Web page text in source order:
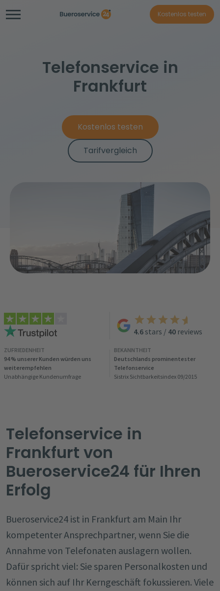
Kostenlos testen
Telefonservice in
Frankfurt
Kostenlos testen
Tarifvergleich
4.6stars / 40 reviews
ZUFRIEDENHEIT
94 % unserer Kunden würden uns
weiterempfehlen
Unabhängige Kundenumfrage
BEKANNTHEIT
Deutschlands prominentester
Telefonservice
Sistrix Sichtbarkeitsindex 09/2015
Telefonservice in
Frankfurt von
Bueroservice24 für Ihren
Erfolg
Bueroservice24 ist in Frankfurt am Main Ihr
kompetenter Ansprechpartner, wenn Sie die
Annahme von Telefonaten auslagern wollen.
Dafür spricht viel: Sie sparen Personalkosten und
können sich auf Ihr Kerngeschäft fokussieren. Viele